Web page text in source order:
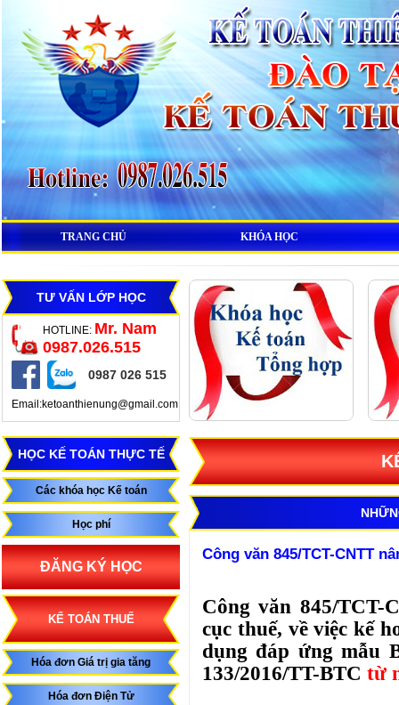
TRANG CHỦ KHÓA HỌC
TƯ VẤN LỚP HỌC
HOTLINE: Mr. Nam
0987.026.515
0987 026 515
Email:ketoanthienung@gmail.com
HỌC KẾ TOÁN THỰC TẾ
Các khóa học Kế toán
Học phí
ĐĂNG KÝ HỌC
KẾ TOÁN THUẾ
Hóa đơn Giá trị gia tăng
Hóa đơn Điện Tử
Công văn 845/TCT-CNTT
Công văn 845/TCT-
cục thuế, về việc kế
dụng đáp ứng mẫu
133/2016/TT-BTC từ